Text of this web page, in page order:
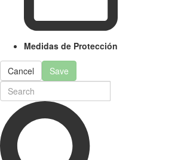
Medidas de Protección
Cancel Save